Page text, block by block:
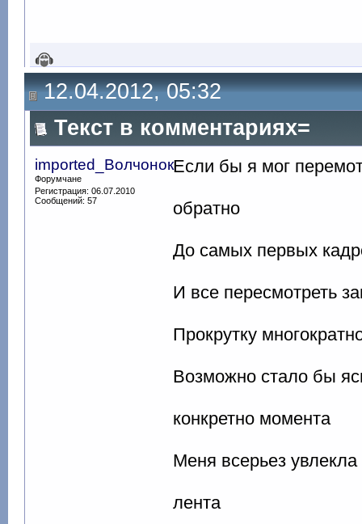
12.04.2012, 05:32
Текст в комментариях=
Если бы я мог
обратно
До самых первых
И все пересмотреть
Прокрутку
Возможно стало бы
конкретно момента
Меня всерьез увлекла
лента
imported_Волчонок
Форумчане
Регистрация: 06.07.2010
Сообщений: 57